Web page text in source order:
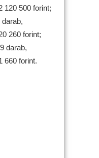
120 500 forint;
260 forint;
darab,
660 forint.